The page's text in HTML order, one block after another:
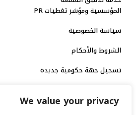
We value your privacy
المؤسسية ومؤشر تغطيات PR
سياسة الخصوصية
الشروط والأحكام
تسجيل جهة حكومية جديدة
منصة إخبارية مرخصة